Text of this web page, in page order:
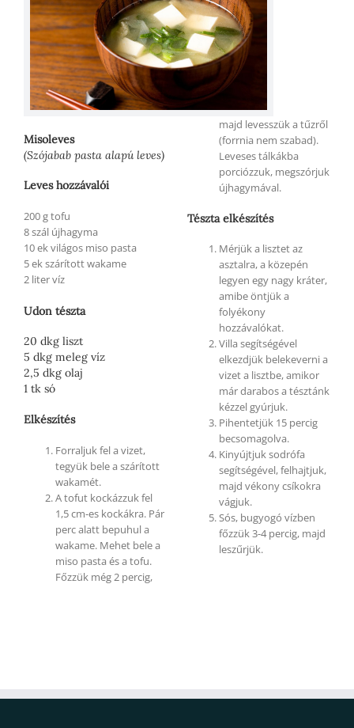
Misoleves
(Szójabab pasta alapú leves)
Leves hozzávalói
200 g tofu
8 szál újhagyma
10 ek világos miso pasta
5 ek szárított wakame
2 liter víz
Udon tészta
20 dkg liszt
5 dkg meleg víz
2,5 dkg olaj
1 tk só
Elkészítés
Forraljuk fel a vizet,
tegyük bele a szárított
wakamét.
A tofut kockázzuk fel
1,5 cm-es kockákra. Pár
perc alatt bepuhul a
wakame. Mehet bele a
miso pasta és a tofu.
Főzzük még 2 percig,
majd levesszük a tűzről
(forrnia nem szabad).
Leveses tálkákba
porciózzuk, megszórjuk
újhagymával.
Tészta elkészítés
Mérjük a lisztet az
asztalra, a közepén
legyen egy nagy kráter,
amibe öntjük a
folyékony
hozzávalókat.
Villa segítségével
elkezdjük belekeverni a
vizet a lisztbe, amikor
már darabos a tésztánk
kézzel gyúrjuk.
Pihentetjük 15 percig
becsomagolva.
Kinyújtjuk sodrófa
segítségével, felhajtjuk,
majd vékony csíkokra
vágjuk.
Sós, bugyogó vízben
főzzük 3-4 percig, majd
leszűrjük.